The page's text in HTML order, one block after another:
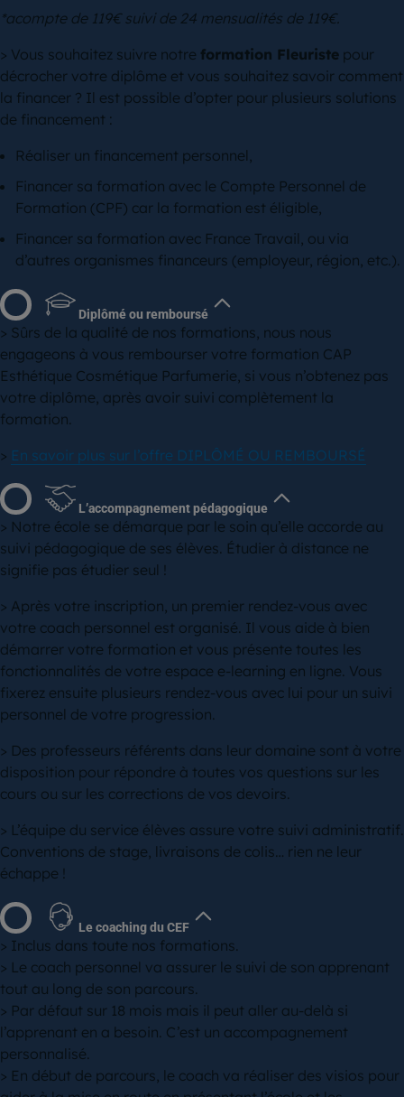
*acompte de 119€ suivi de 24 mensualités de 119€.
> Vous souhaitez suivre notre formation Fleuriste pour
décrocher votre diplôme et vous souhaitez savoir comment
la financer ? Il est possible d’opter pour plusieurs solutions
de financement :
Réaliser un financement personnel,
Financer sa formation avec le Compte Personnel de
Formation (CPF) car la formation est éligible,
Financer sa formation avec France Travail, ou via
d’autres organismes financeurs (employeur, région, etc.).
Diplômé ou remboursé
> Sûrs de la qualité de nos formations, nous nous
engageons à vous rembourser votre formation CAP
Esthétique Cosmétique Parfumerie, si vous n’obtenez pas
votre diplôme, après avoir suivi complètement la
formation.
> En savoir plus sur l’offre DIPLÔMÉ OU REMBOURSÉ
L’accompagnement pédagogique
> Notre école se démarque par le soin qu’elle accorde au
suivi pédagogique de ses élèves. Étudier à distance ne
signifie pas étudier seul !
> Après votre inscription, un premier rendez-vous avec
votre coach personnel est organisé. Il vous aide à bien
démarrer votre formation et vous présente toutes les
fonctionnalités de votre espace e-learning en ligne. Vous
fixerez ensuite plusieurs rendez-vous avec lui pour un suivi
personnel de votre progression.
> Des professeurs référents dans leur domaine sont à votre
disposition pour répondre à toutes vos questions sur les
cours ou sur les corrections de vos devoirs.
> L’équipe du service élèves assure votre suivi administratif.
Conventions de stage, livraisons de colis… rien ne leur
échappe !
Le coaching du CEF
> Inclus dans toute nos formations.
> Le coach personnel va assurer le suivi de son apprenant
tout au long de son parcours.
> Par défaut sur 18 mois mais il peut aller au-delà si
l’apprenant en a besoin. C’est un accompagnement
personnalisé.
> En début de parcours, le coach va réaliser des visios pour